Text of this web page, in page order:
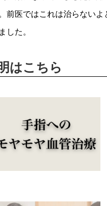
前医ではこれは治らない
した。
はこちら